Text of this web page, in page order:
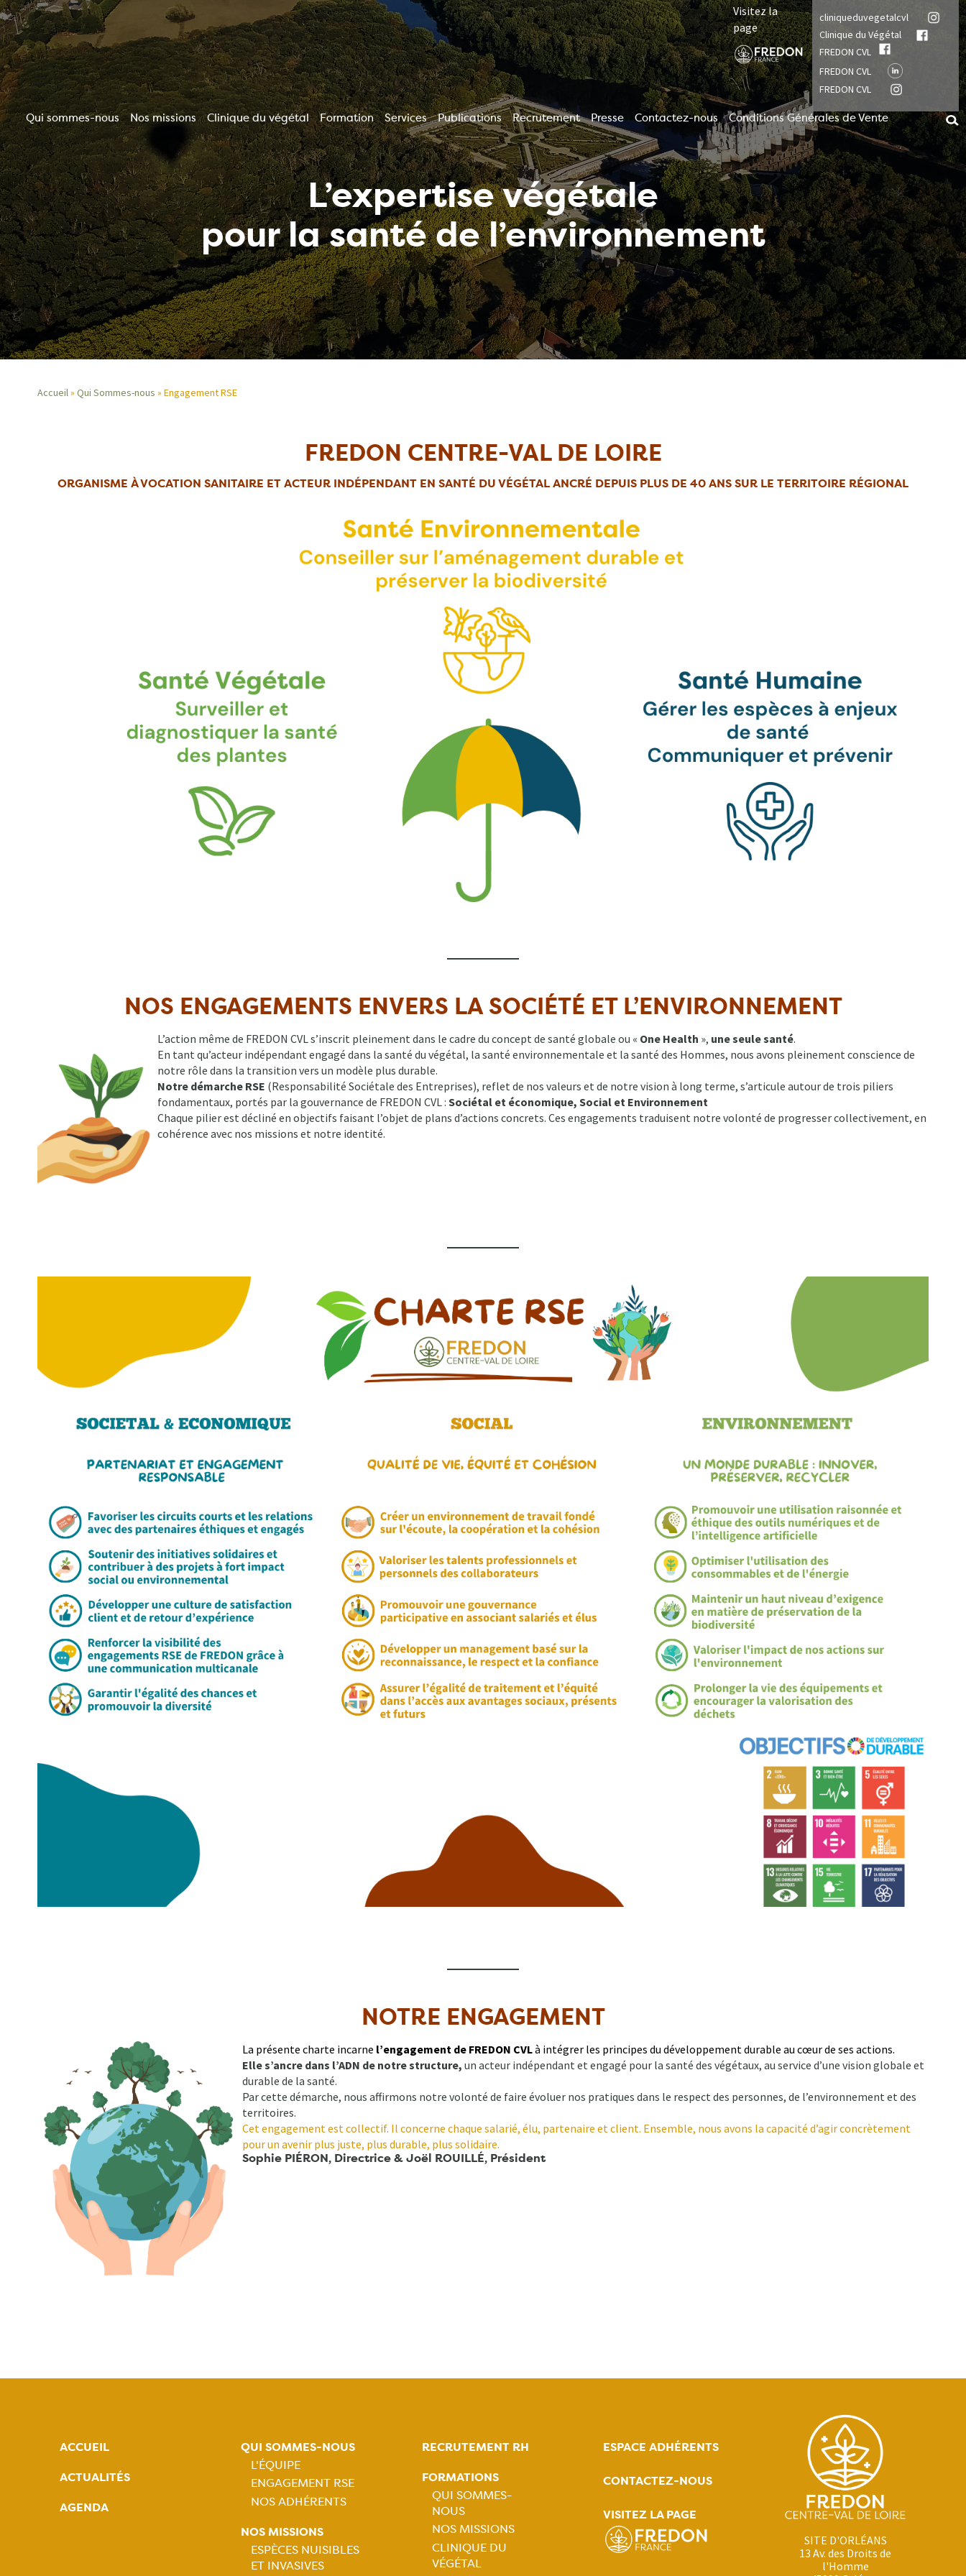
Aller
au
contenu
principal
Visitez la
page
cliniqueduvegetalcvl
Clinique du Végétal
FREDON CVL
FREDON CVL
FREDON CVL
Navigation
principale
Qui sommes-nous Nos missions Clinique du végétal Formation Services Publications Recrutement Presse Contactez-nous Conditions Générales de Vente
L’expertise végétale
pour la santé de l’environnement
Accueil Qui Sommes-nous Engagement RSE
FREDON CENTRE-VAL DE LOIRE
ORGANISME À VOCATION SANITAIRE ET ACTEUR INDÉPENDANT EN SANTÉ DU VÉGÉTAL ANCRÉ DEPUIS PLUS DE 40 ANS SUR LE TERRITOIRE RÉGIONAL
NOS ENGAGEMENTS ENVERS LA SOCIÉTÉ ET L’ENVIRONNEMENT
L’action même de FREDON CVL s’inscrit pleinement dans le cadre du concept de santé globale ou « One Health », une seule santé.
En tant qu’acteur indépendant engagé dans la santé du végétal, la santé environnementale et la santé des Hommes, nous avons pleinement conscience de
notre rôle dans la transition vers un modèle plus durable.
Notre démarche RSE (Responsabilité Sociétale des Entreprises), reflet de nos valeurs et de notre vision à long terme, s’articule autour de trois piliers
fondamentaux, portés par la gouvernance de FREDON CVL : Sociétal et économique, Social et Environnement
Chaque pilier est décliné en objectifs faisant l’objet de plans d’actions concrets. Ces engagements traduisent notre volonté de progresser collectivement, en
cohérence avec nos missions et notre identité.
NOTRE ENGAGEMENT
La présente charte incarne l’engagement de FREDON CVLà intégrer les principes du développement durable au cœur de ses actions.
Elle s’ancre dans l’ADN de notre structure, un acteur indépendant et engagé pour la santé des végétaux, au service d’une vision globale et
durable de la santé.
Par cette démarche, nous affirmons notre volonté de faire évoluer nos pratiques dans le respect des personnes, de l’environnement et des
territoires.
Cet engagement est collectif. Il concerne chaque salarié, élu, partenaire et client. Ensemble, nous avons la capacité d’agir concrètement
pour un avenir plus juste, plus durable, plus solidaire.
Sophie PIÉRON, Directrice & Joël ROUILLÉ, Président
ACCUEIL
ACTUALITÉS
AGENDA
QUI SOMMES-NOUS
Navigation
principale
L'ÉQUIPE
ENGAGEMENT RSE
NOS ADHÉRENTS
NOS MISSIONS
ESPÈCES NUISIBLES
ET INVASIVES
RECRUTEMENT RH
FORMATIONS
Navigation
principale
QUI SOMMES-
NOUS
NOS MISSIONS
CLINIQUE DU
VÉGÉTAL
ESPACE ADHÉRENTS
CONTACTEZ-NOUS
VISITEZ LA PAGE
SITE D'ORLÉANS
13 Av. des Droits de
l'Homme